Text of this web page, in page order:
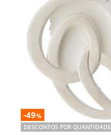
-49%
DESCONTOS POR QUANTIDADE